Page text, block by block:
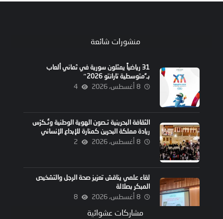
منشورات شائعة
31 رياضياً يمثلون سورية في ثماني ألعاب
بـ”متوسطية تارانتو 2026″
8 أغسطس، 2026 4
الثقافة البحرينية تـصون الهوية الوطنية وتُـكرّس
ريادة مملكة البحرين كمنارة للإبداع الإنساني
8 أغسطس، 2026 2
لقاء علمي يناقش تعزيز صحة الرجل والتشخيص
المبكر بصلالة
8 أغسطس، 2026 8
مشاركات عشوائية